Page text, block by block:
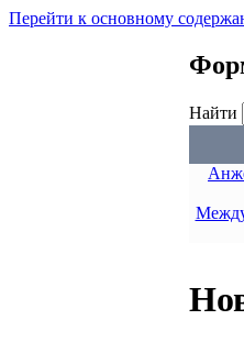
Перейти к основному
Найти